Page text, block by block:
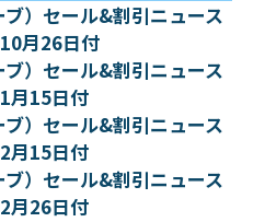
）セール&割引ニュース
月26日付
）セール&割引ニュース
月15日付
）セール&割引ニュース
月15日付
）セール&割引ニュース
月26日付